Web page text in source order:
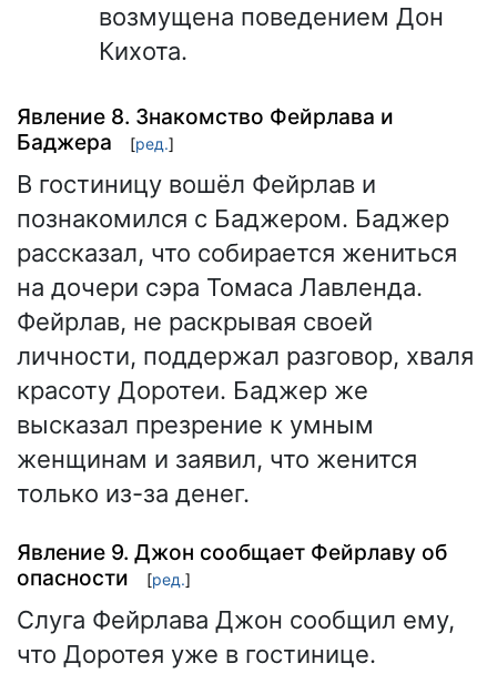
возмущена поведением Дон
Кихота.
Явление 8. Знакомство Фейрлава и
Баджера
[ред.]
В гостиницу вошёл Фейрлав и
познакомился с Баджером. Баджер
рассказал, что собирается жениться
на дочери сэра Томаса Лавленда.
Фейрлав, не раскрывая своей
личности, поддержал разговор, хваля
красоту Доротеи. Баджер же
высказал презрение к умным
женщинам и заявил, что женится
только из-за денег.
Явление 9. Джон сообщает Фейрлаву об
опасности
[ред.]
Слуга Фейрлава Джон сообщил ему,
что Доротея уже в гостинице.